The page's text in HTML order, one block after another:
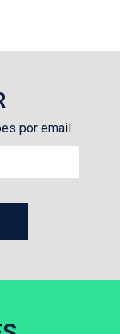
por email